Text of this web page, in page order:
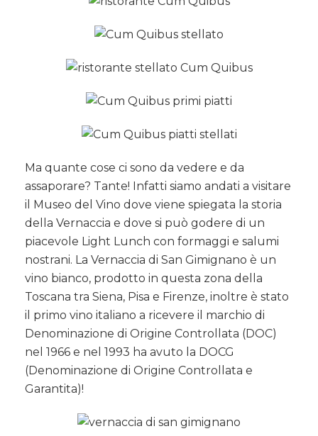
Ma quante cose ci sono da vedere e da
assaporare? Tante! Infatti siamo andati a visitare
il Museo del Vino dove viene spiegata la storia
della Vernaccia e dove si può godere di un
piacevole Light Lunch con formaggi e salumi
nostrani. La Vernaccia di San Gimignano è un
vino bianco, prodotto in questa zona della
Toscana tra Siena, Pisa e Firenze, inoltre è stato
il primo vino italiano a ricevere il marchio di
Denominazione di Origine Controllata (DOC)
nel 1966 e nel 1993 ha avuto la DOCG
(Denominazione di Origine Controllata e
Garantita)!